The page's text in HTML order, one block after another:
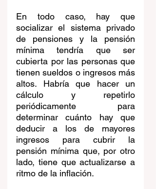
En todo caso, hay que
socializar el sistema privado
de pensiones y la pensión
mínima tendría que ser
cubierta por las personas que
tienen sueldos o ingresos más
altos. Habría que hacer un
cálculo y repetirlo
periódicamente para
determinar cuánto hay que
deducir a los de mayores
ingresos para cubrir la
pensión mínima que, por otro
lado, tiene que actualizarse a
ritmo de la inflación.